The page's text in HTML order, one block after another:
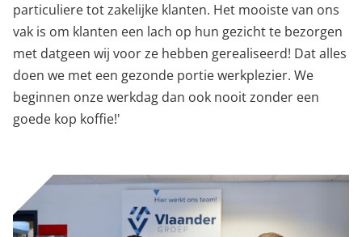
particuliere tot zakelijke klanten. Het mooiste van ons
vak is om klanten een lach op hun gezicht te bezorgen
met datgeen wij voor ze hebben gerealiseerd! Dat alles
doen we met een gezonde portie werkplezier. We
beginnen onze werkdag dan ook nooit zonder een
goede kop koffie!'